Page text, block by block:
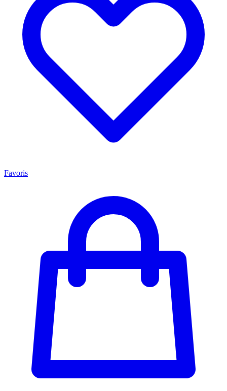
Favoris